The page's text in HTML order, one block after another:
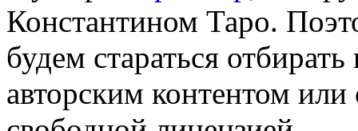
Константином Таро.
будем стараться
авторским контентом